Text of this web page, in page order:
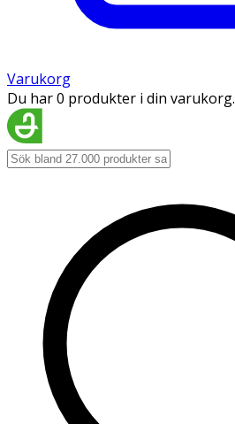
Varukorg
Du har 0 produkter i din varukorg.